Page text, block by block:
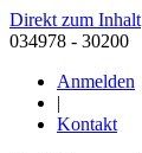
Direkt zum Inhalt
034978 - 30200
Anmelden
|
Kontakt